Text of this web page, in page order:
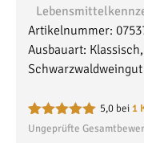
Artikelnummer:
Ausbauart:
Bewertet mit
1
5,0 bei1
Ungeprüfte